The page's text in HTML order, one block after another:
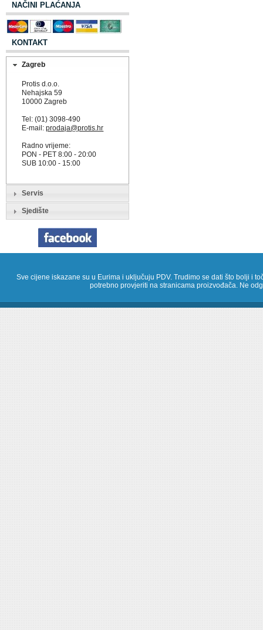
NAČINI PLAĆANJA
KONTAKT
Zagreb
Protis d.o.o.
Nehajska 59
10000 Zagreb
Tel: (01) 3098-490
E-mail:prodaja@protis.hr
Radno vrijeme:
PON - PET 8:00 - 20:00
SUB 10:00 - 15:00
Servis
Sjedište
Sve cijene iskazane su u Eurima i uključuju PDV. Trudimo se dati što bolji i
potrebno provjeriti na stranicama proizvođača. Ne